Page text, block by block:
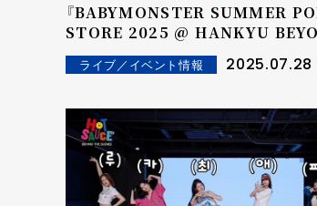
『BABYMONSTER SUMMER
STORE 2025 @ HANKYU
WORLD』開催決定！
ライブ／イベント情報 2025.07.28